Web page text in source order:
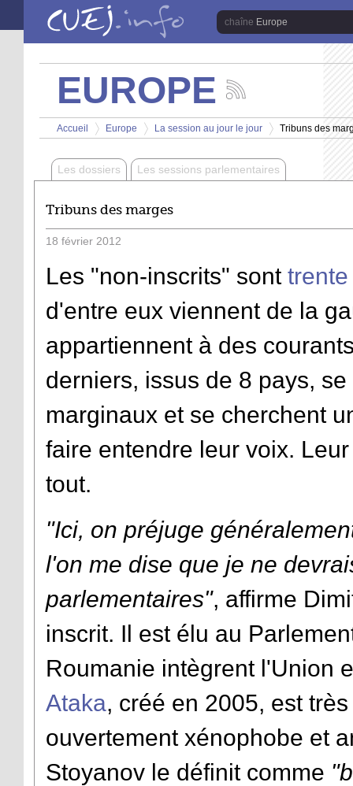
Aller au contenu principal
Europe
EUROPE
les
actualités
de
chaîne
Europe
Vous êtes ici
Accueil
>
Europe
>
La session au jour le jour
>
Tribuns des
Les dossiers Les sessions parlementaires
Tribuns des marges
18 février 2012
Les "non-inscrits" sont trente
d'entre eux viennent de la
appartiennent à des
derniers, issus de 8 pays,
marginaux et se cherchent
faire entendre leur voix.
tout.
"Ici, on préjuge
l'on me dise que je ne
parlementaires", affirme
inscrit. Il est élu au
Roumanie intègrent l'Union
Ataka, créé en 2005, est
ouvertement xénophobe et
Stoyanov le définit comme